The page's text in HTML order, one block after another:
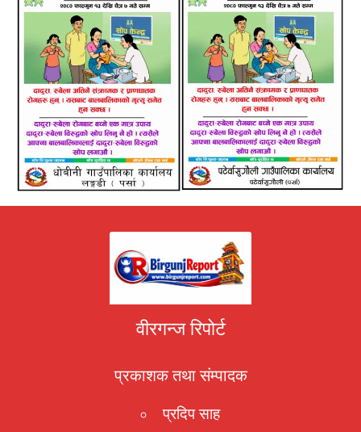
वीरगन्ज रिपोर्ट
प्रकाशक तथा संम्पादक
प्रदिप साह